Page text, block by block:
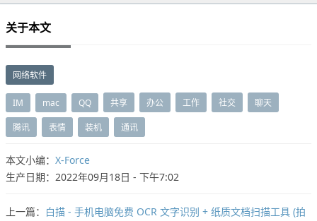
关于本文
网络软件
IM mac QQ 共享 办公 工作 社交 聊天
腾讯 表情 装机 通讯
本文小编： X-Force
生产日期：2022年09月18日 - 下午7:02
上一篇： 白描 - 手机电脑免费 OCR 文字识别 + 纸质文档扫描工具 (拍